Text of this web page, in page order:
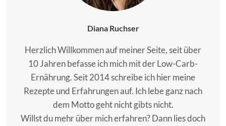
Diana Ruchser
Herzlich Willkommen auf meiner Seite, seit über
10 Jahren befasse ich mich mit der Low-Carb-
Ernährung. Seit 2014 schreibe ich hier meine
Rezepte und Erfahrungen auf. Ich lebe ganz nach
dem Motto geht nicht gibts nicht.
Willst du mehr über mich erfahren? Dann lies doch